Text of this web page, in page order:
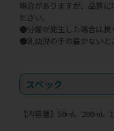
場合がありますが、品質
ださい。
●分離が発生した場合は良
●乳幼児の手の届かないと
スペック
【内容量】50ml、200ml